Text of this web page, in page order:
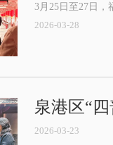
3月25日至27日，
2026-03-28
泉港区“
2026-03-23